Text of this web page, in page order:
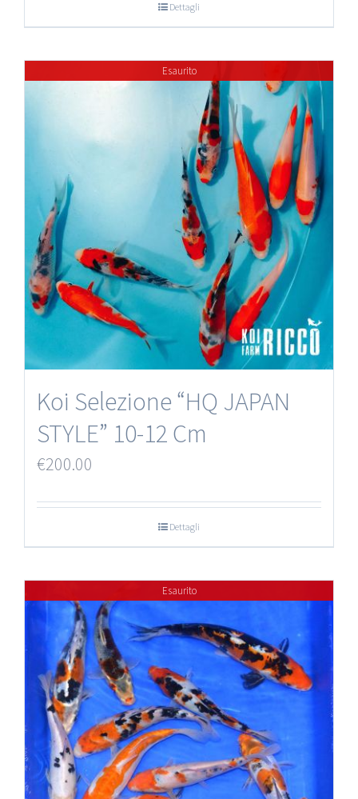
Dettagli
Esaurito
Koi Selezione “HQ JAPAN
STYLE” 10-12 Cm
€200.00
Dettagli
Esaurito